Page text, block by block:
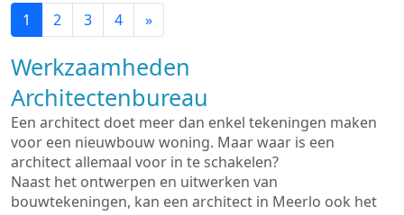
1 2 3 4 »
Werkzaamheden
Architectenbureau
Een architect doet meer dan enkel tekeningen maken
voor een nieuwbouw woning. Maar waar is een
architect allemaal voor in te schakelen?
Naast het ontwerpen en uitwerken van
bouwtekeningen, kan een architect in Meerlo ook het